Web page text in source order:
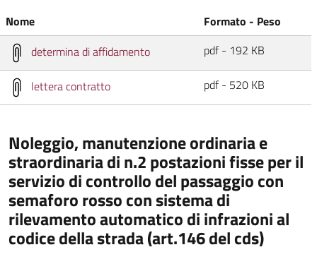
Nome
Formato - Peso
determina di affidamento
pdf - 192 KB
lettera contratto pdf - 520 KB
Noleggio, manutenzione ordinaria e
straordinaria di n.2 postazioni fisse per il
servizio di controllo del passaggio con
semaforo rosso con sistema di
rilevamento automatico di infrazioni al
codice della strada (art.146 del cds)